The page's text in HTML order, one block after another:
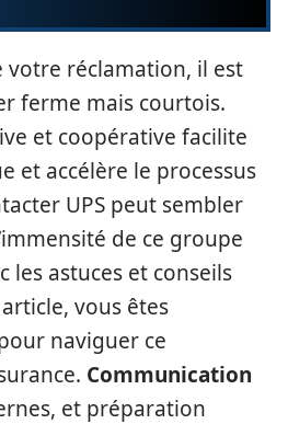
votre réclamation, il est
ferme mais courtois.
et coopérative facilite
et accélère le processus
UPS peut sembler
de ce groupe
les astuces et conseils
vous êtes
naviguer ce
Communication
et préparation